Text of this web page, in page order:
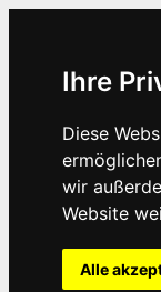
Ihre
Diese
wir
Website
Alle